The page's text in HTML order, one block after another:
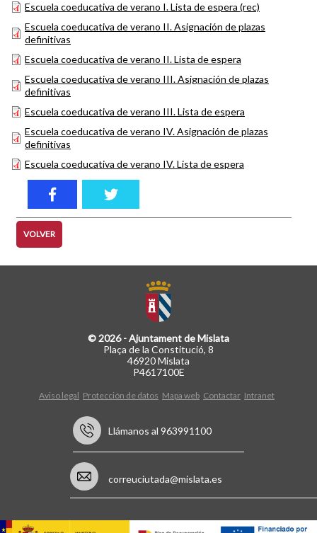
Escuela coeducativa de verano I. Lista de espera (rec)
Escuela coeducativa de verano II. Asignación de plazas
definitivas
Escuela coeducativa de verano II. Lista de espera
Escuela coeducativa de verano III. Asignación de plazas
definitivas
Escuela coeducativa de verano III. Lista de espera
Escuela coeducativa de verano IV. Asignación de plazas
definitivas
Escuela coeducativa de verano IV. Lista de espera
VOLVER
© 2026 - Ajuntament de Mislata
Plaça de la Constitució, 8
46920 Mislata
P4617100E
Aviso legal Protección de datos Mapa web Contactar Intranet
Llámanos al 963991100
correuciutada@mislata.es